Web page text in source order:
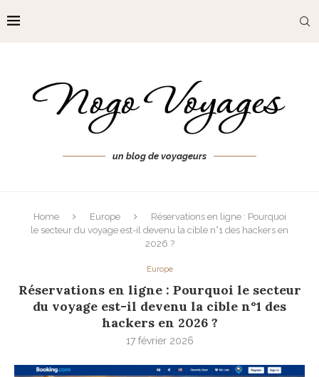
un blog de voyageurs
Home Europe
Réservations en ligne : Pourquoi
le secteur du voyage est-il devenu la cible n°1 des hackers en
2026 ?
Europe
Réservations en ligne : Pourquoi le secteur
du voyage est-il devenu la cible n°1 des
hackers en 2026 ?
17 février 2026